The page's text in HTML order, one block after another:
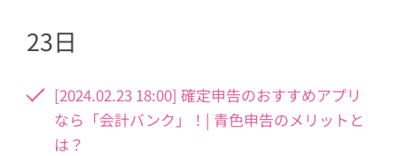
23日
[2024.02.23 18:00] 確定申告のおすすめアプリ
なら「会計バンク」！| 青色申告のメリットと
は？